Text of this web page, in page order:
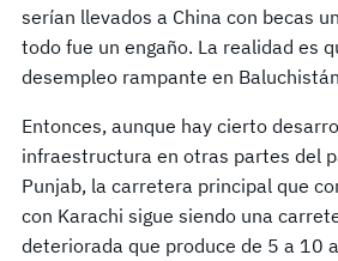
serían llevados a China con becas
todo fue un engaño. La realidad es
desempleo rampante en
Entonces, aunque hay cierto
infraestructura en otras partes del
Punjab, la carretera principal que
con Karachi sigue siendo una
deteriorada que produce de 5 a 10